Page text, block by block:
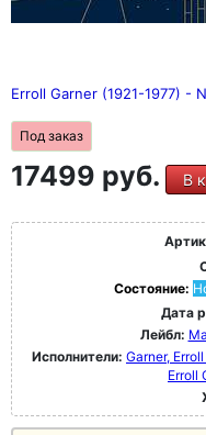
Erroll Garner (1921-1977) -
Под заказ
17499 руб. В
Состояние:
Дата
Лейбл:
Исполнители: Garner,
Erroll